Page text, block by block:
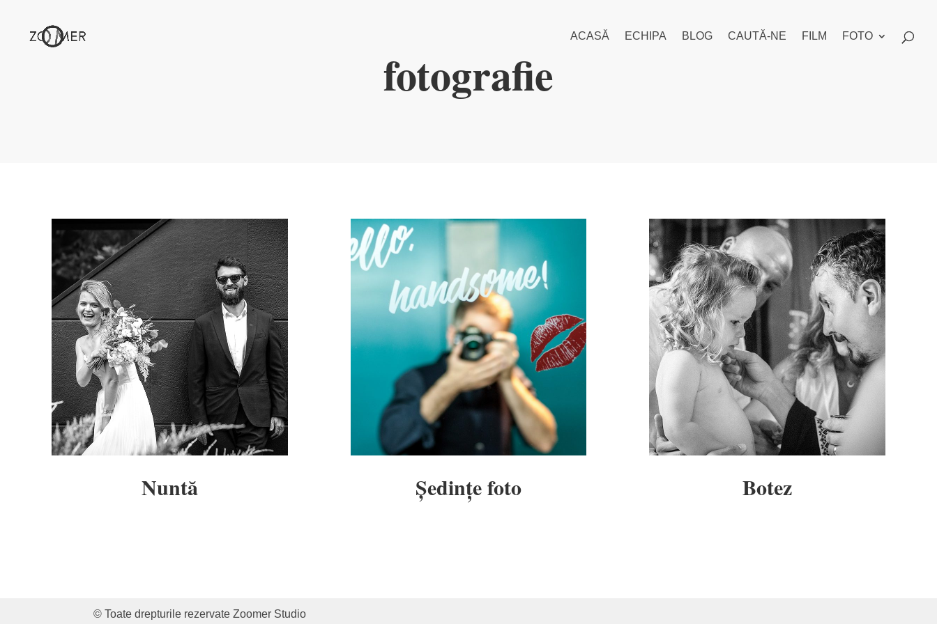
ACASĂ ECHIPA BLOG CAUTĂ-NE FILM FOTO
fotografie
Nuntă Ședințe foto Botez
© Toate drepturile rezervate Zoomer Studio